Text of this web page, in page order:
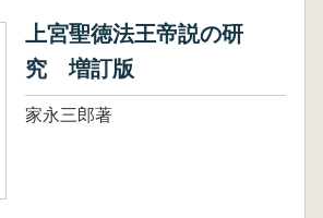
上宮聖徳法王帝説の研
究 増訂版
家永三郎著